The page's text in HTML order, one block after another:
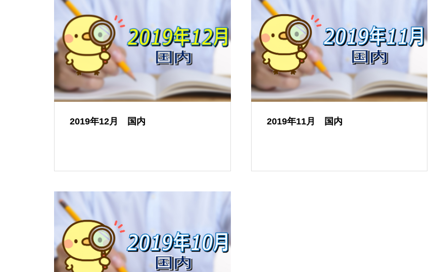
2019年12月 国内 2019年11月 国内